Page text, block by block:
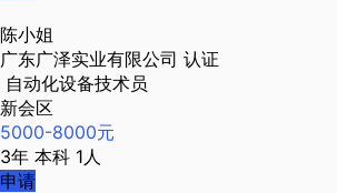
陈小姐
广东广泽实业有限公司 认证
自动化设备技术员
新会区
5000-8000元
3年 本科 1人
申请